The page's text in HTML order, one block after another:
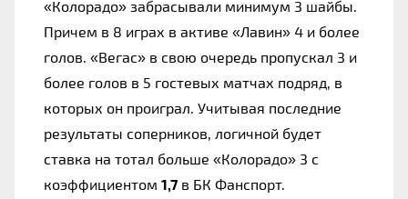
«Колорадо» забрасывали минимум 3 шайбы.
Причем в 8 играх в активе «Лавин» 4 и более
голов. «Вегас» в свою очередь пропускал 3 и
более голов в 5 гостевых матчах подряд, в
которых он проиграл. Учитывая последние
результаты соперников, логичной будет
ставка на тотал больше «Колорадо» 3 с
коэффициентом 1,7 в БК Фанспорт.